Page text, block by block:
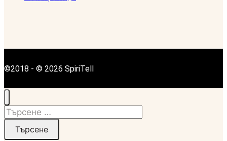
©2018 - © 2026 SpiriTell
Търсене